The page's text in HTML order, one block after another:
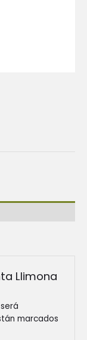
Llimona
marcados